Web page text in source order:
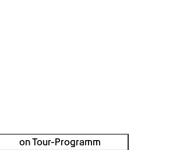
on Tour-Programm